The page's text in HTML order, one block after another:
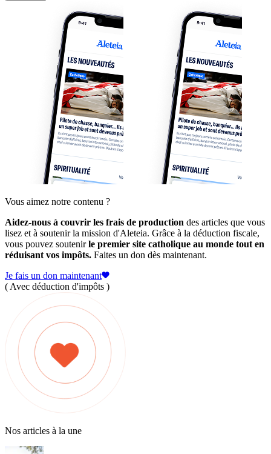
Vous aimez notre contenu ?
Aidez-nous à couvrir les frais de production des articles que vous
lisez et à soutenir la mission d'Aleteia. Grâce à la déduction fiscale,
vous pouvez soutenirle premier site catholique au monde tout en
réduisant vos impôts. Faites un don dès maintenant.
Je fais un don maintenant
( Avec déduction d'impôts )
Nos articles à la une